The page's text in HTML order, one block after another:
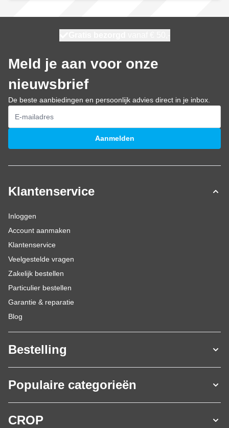
Meld je aan voor onze
nieuwsbrief
De beste aanbiedingen en persoonlijk advies direct in je inbox.
E-mailadres
Aanmelden
Klantenservice
Inloggen
Account aanmaken
Klantenservice
Veelgestelde vragen
Zakelijk bestellen
Particulier bestellen
Garantie & reparatie
Blog
Bestelling
Populaire categorieën
CROP